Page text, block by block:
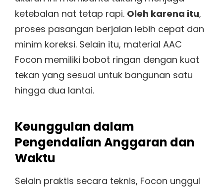
ketebalan nat tetap rapi. Oleh karena itu,
proses pasangan berjalan lebih cepat dan
minim koreksi. Selain itu, material AAC
Focon memiliki bobot ringan dengan kuat
tekan yang sesuai untuk bangunan satu
hingga dua lantai.
Keunggulan dalam
Pengendalian Anggaran dan
Waktu
Selain praktis secara teknis, Focon unggul